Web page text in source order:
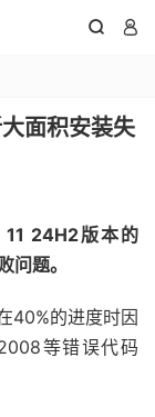
 
面积安装失
24H2版本的
题。
40%的进度时因
等错误代码